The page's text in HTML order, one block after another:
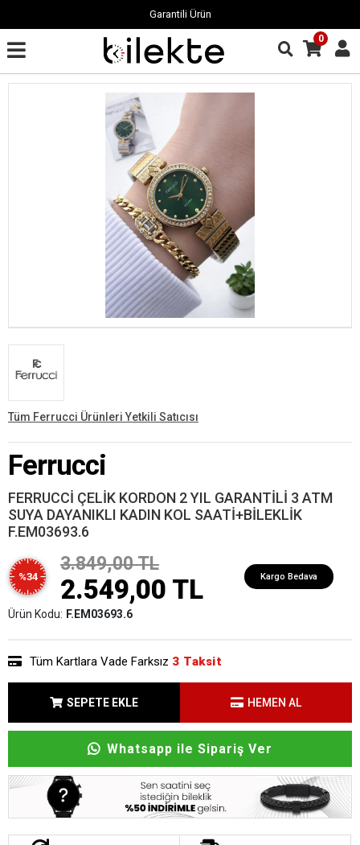
Garantili Ürün
0
Tüm Ferrucci Ürünleri Yetkili Satıcısı
Ferrucci
FERRUCCİ ÇELİK KORDON 2 YIL GARANTİLİ 3 ATM
SUYA DAYANIKLI KADIN KOL SAATİ+BİLEKLİK
F.EM03693.6
%34
3.849,00 TL
2.549,00 TL Kargo Bedava
Ürün Kodu: F.EM03693.6
Tüm Kartlara Vade Farksız 3 Taksit
SEPETE EKLE HEMEN AL
Whatsapp ile Sipariş Ver